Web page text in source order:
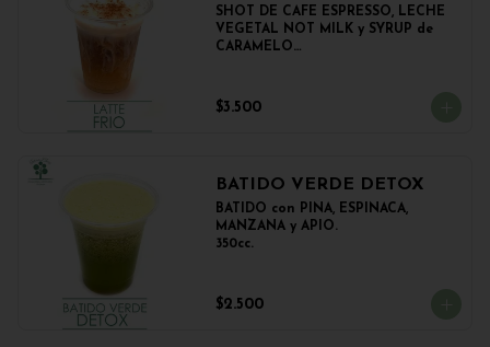
SHOT DE CAFE ESPRESSO, LECHE
VEGETAL NOT MILK y SYRUP de
CARAMELO
$3.500
BATIDO VERDE DETOX
BATIDO con PIÑA, ESPINACA,
MANZANA y APIO.
350cc.
$2.500